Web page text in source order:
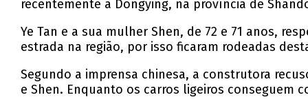
recentemente a Dongying, na província de
Ye Tan e a sua mulher Shen, de 72 e 71 anos,
estrada na região, por isso ficaram rodeadas
Segundo a imprensa chinesa, a construtora
e Shen. Enquanto os carros ligeiros conseguem